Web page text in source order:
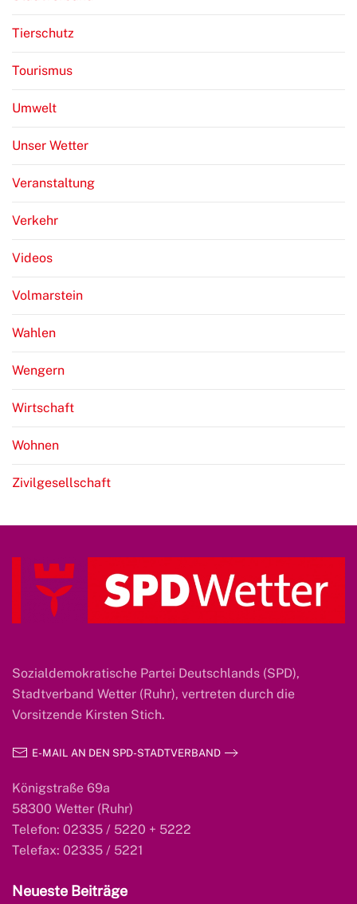
Tierschutz
Tourismus
Umwelt
Unser Wetter
Veranstaltung
Verkehr
Videos
Volmarstein
Wahlen
Wengern
Wirtschaft
Wohnen
Zivilgesellschaft
Sozialdemokratische Partei Deutschlands (SPD),
Stadtverband Wetter (Ruhr), vertreten durch die
Vorsitzende Kirsten Stich.
E-MAIL AN DEN SPD-STADTVERBAND
Königstraße 69a
58300 Wetter (Ruhr)
Telefon: 02335 / 5220 + 5222
Telefax: 02335 / 5221
Neueste Beiträge